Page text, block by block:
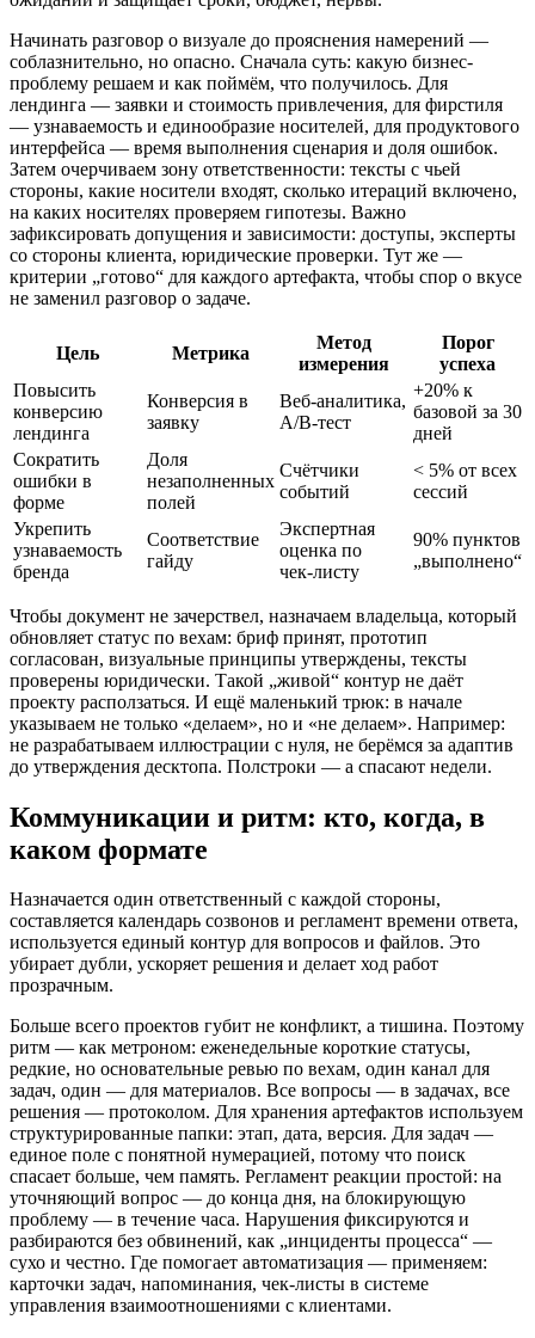
Начинать разговор о визуале до прояснения намерений —
соблазнительно, но опасно. Сначала суть: какую бизнес-
проблему решаем и как поймём, что получилось. Для
лендинга — заявки и стоимость привлечения, для фирстиля
— узнаваемость и единообразие носителей, для продуктового
интерфейса — время выполнения сценария и доля ошибок.
Затем очерчиваем зону ответственности: тексты с чьей
стороны, какие носители входят, сколько итераций включено,
на каких носителях проверяем гипотезы. Важно
зафиксировать допущения и зависимости: доступы, эксперты
со стороны клиента, юридические проверки. Тут же —
критерии „готово“ для каждого артефакта, чтобы спор о вкусе
не заменил разговор о задаче.
Цель Метрика
Метод
измерения
Порог
успеха
Повысить
конверсию
лендинга
Конверсия в
заявку
Веб‑аналитика,
А/В‑тест
+20% к
базовой за 30
дней
Сократить
ошибки в
форме
Доля
незаполненных
полей
Счётчики
событий
< 5% от всех
сессий
Укрепить
узнаваемость
бренда
Соответствие
гайду
Экспертная
оценка по
чек‑листу
90% пунктов
„выполнено“
Чтобы документ не зачерствел, назначаем владельца, который
обновляет статус по вехам: бриф принят, прототип
согласован, визуальные принципы утверждены, тексты
проверены юридически. Такой „живой“ контур не даёт
проекту расползаться. И ещё маленький трюк: в начале
указываем не только «делаем», но и «не делаем». Например:
не разрабатываем иллюстрации с нуля, не берёмся за адаптив
до утверждения десктопа. Полстроки — а спасают недели.
Коммуникации и ритм: кто, когда, в
каком формате
Назначается один ответственный с каждой стороны,
составляется календарь созвонов и регламент времени ответа,
используется единый контур для вопросов и файлов. Это
убирает дубли, ускоряет решения и делает ход работ
прозрачным.
Больше всего проектов губит не конфликт, а тишина. Поэтому
ритм — как метроном: еженедельные короткие статусы,
редкие, но основательные ревью по вехам, один канал для
задач, один — для материалов. Все вопросы — в задачах, все
решения — протоколом. Для хранения артефактов используем
структурированные папки: этап, дата, версия. Для задач —
единое поле с понятной нумерацией, потому что поиск
спасает больше, чем память. Регламент реакции простой: на
уточняющий вопрос — до конца дня, на блокирующую
проблему — в течение часа. Нарушения фиксируются и
разбираются без обвинений, как „инциденты процесса“ —
сухо и честно. Где помогает автоматизация — применяем:
карточки задач, напоминания, чек‑листы в системе
управления взаимоотношениями с клиентами.